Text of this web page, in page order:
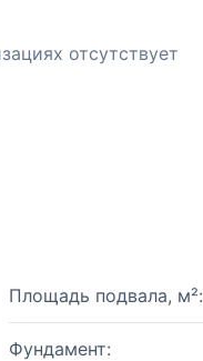
отсутствует
Площадь подвала, м²:
Фундамент: